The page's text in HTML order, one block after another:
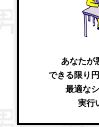
あなたが
できる限り
最適な
実行